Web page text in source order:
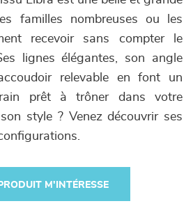
familles nombreuses ou les
recevoir sans compter le
lignes élégantes, son angle
relevable en font un
prêt à trôner dans votre
style ? Venez découvrir ses
M'INTÉRESSE